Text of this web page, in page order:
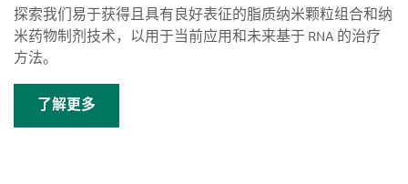
探索我们易于获得且具有良好表征的脂质纳米颗粒组合和纳
米药物制剂技术，以用于当前应用和未来基于 RNA 的治疗
方法。
了解更多